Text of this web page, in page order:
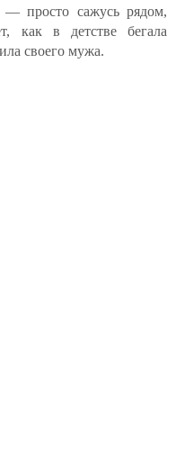
просто сажусь рядом,
как в детстве бегала
своего мужа.